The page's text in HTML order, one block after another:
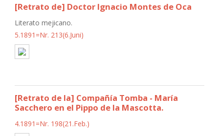
[Retrato de] Doctor Ignacio Montes de Oca
Literato mejicano.
5.1891=Nr. 213(6.Juni)
[Retrato de la] Compañía Tomba - María
Sacchero en el Pippo de la Mascotta.
4.1891=Nr. 198(21.Feb.)